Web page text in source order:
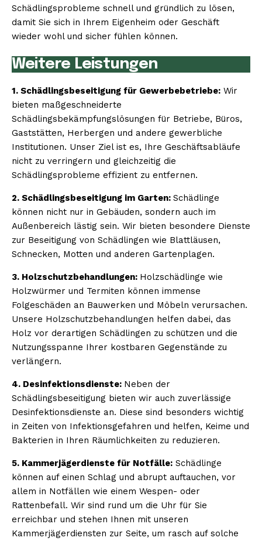
Schädlingsprobleme schnell und gründlich zu lösen,
damit Sie sich in Ihrem Eigenheim oder Geschäft
wieder wohl und sicher fühlen können.
Weitere Leistungen
1. Schädlingsbeseitigung für Gewerbebetriebe: Wir
bieten maßgeschneiderte
Schädlingsbekämpfungslösungen für Betriebe, Büros,
Gaststätten, Herbergen und andere gewerbliche
Institutionen. Unser Ziel ist es, Ihre Geschäftsabläufe
nicht zu verringern und gleichzeitig die
Schädlingsprobleme effizient zu entfernen.
2. Schädlingsbeseitigung im Garten: Schädlinge
können nicht nur in Gebäuden, sondern auch im
Außenbereich lästig sein. Wir bieten besondere Dienste
zur Beseitigung von Schädlingen wie Blattläusen,
Schnecken, Motten und anderen Gartenplagen.
3. Holzschutzbehandlungen: Holzschädlinge wie
Holzwürmer und Termiten können immense
Folgeschäden an Bauwerken und Möbeln verursachen.
Unsere Holzschutzbehandlungen helfen dabei, das
Holz vor derartigen Schädlingen zu schützen und die
Nutzungsspanne Ihrer kostbaren Gegenstände zu
verlängern.
4. Desinfektionsdienste: Neben der
Schädlingsbeseitigung bieten wir auch zuverlässige
Desinfektionsdienste an. Diese sind besonders wichtig
in Zeiten von Infektionsgefahren und helfen, Keime und
Bakterien in Ihren Räumlichkeiten zu reduzieren.
5. Kammerjägerdienste für Notfälle: Schädlinge
können auf einen Schlag und abrupt auftauchen, vor
allem in Notfällen wie einem Wespen- oder
Rattenbefall. Wir sind rund um die Uhr für Sie
erreichbar und stehen Ihnen mit unseren
Kammerjägerdiensten zur Seite, um rasch auf solche